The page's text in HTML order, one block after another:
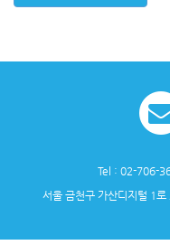
Tel : 02-706-
서울 금천구 가산디지털 1